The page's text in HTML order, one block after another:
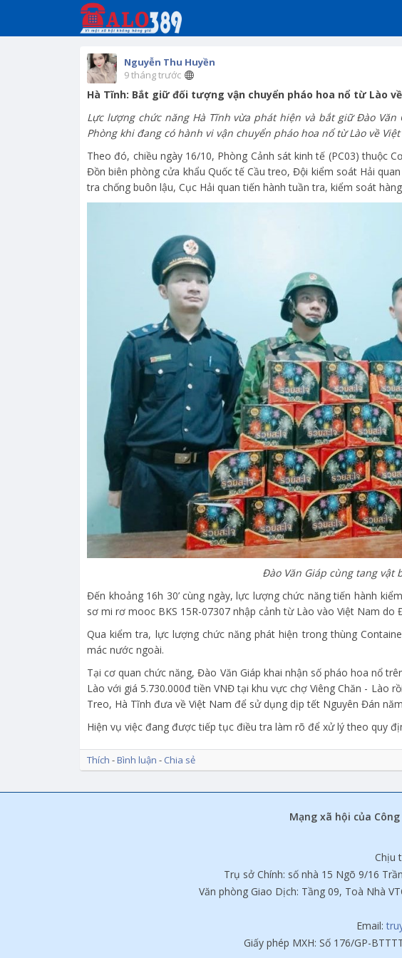
Nguyễn Thu Huyền
9 tháng trước
Hà Tĩnh: Bắt giữ đối tượng vận chuyển pháo hoa nổ từ Lào
Lực lượng chức năng Hà Tĩnh vừa phát hiện và bắt giữ Đào Văn
Phòng khi đang có hành vi vận chuyển pháo hoa nổ từ Lào về
Theo đó, chiều ngày 16/10, Phòng Cảnh sát kinh tế (PC03) thuộc
Đồn biên phòng cửa khẩu Quốc tế Cầu treo, Đội kiểm soát Hải
tra chống buôn lậu, Cục Hải quan tiến hành tuần tra, kiểm soát
Đào Văn Giáp cùng tang vật
Đến khoảng 16h 30’ cùng ngày, lực lượng chức năng tiến hành
sơ mi rơ mooc BKS 15R-07307 nhập cảnh từ Lào vào Việt Nam do
Qua kiểm tra, lực lượng chức năng phát hiện trong thùng
mác nước ngoài.
Tại cơ quan chức năng, Đào Văn Giáp khai nhận số pháo hoa nổ
Lào với giá 5.730.000đ tiền VNĐ tại khu vực chợ Viêng Chăn - Lào
Treo, Hà Tĩnh đưa về Việt Nam để sử dụng dịp tết Nguyên Đán
Hiện vụ việc đang được tiếp tục điều tra làm rõ để xử lý theo quy
Thích -Bình luận - Chia sẻ
Mạng xã hội của
Chịu
Trụ sở Chính: số nhà 15 Ngõ 9/16
Văn phòng Giao Dịch: Tầng 09, Toà Nhà
Email:
Giấy phép MXH: Số 176/GP-